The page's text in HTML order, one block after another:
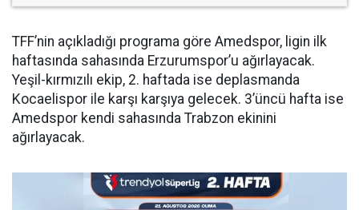
TFF’nin açıkladığı programa göre Amedspor, ligin ilk
haftasında sahasında Erzurumspor’u ağırlayacak.
Yeşil-kırmızılı ekip, 2. haftada ise deplasmanda
Kocaelispor ile karşı karşıya gelecek. 3’üncü hafta ise
Amedspor kendi sahasında Trabzon ekinini
ağırlayacak.